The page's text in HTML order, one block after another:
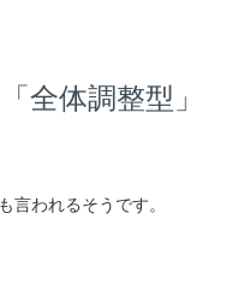
全体調整型」
言われるそうです。